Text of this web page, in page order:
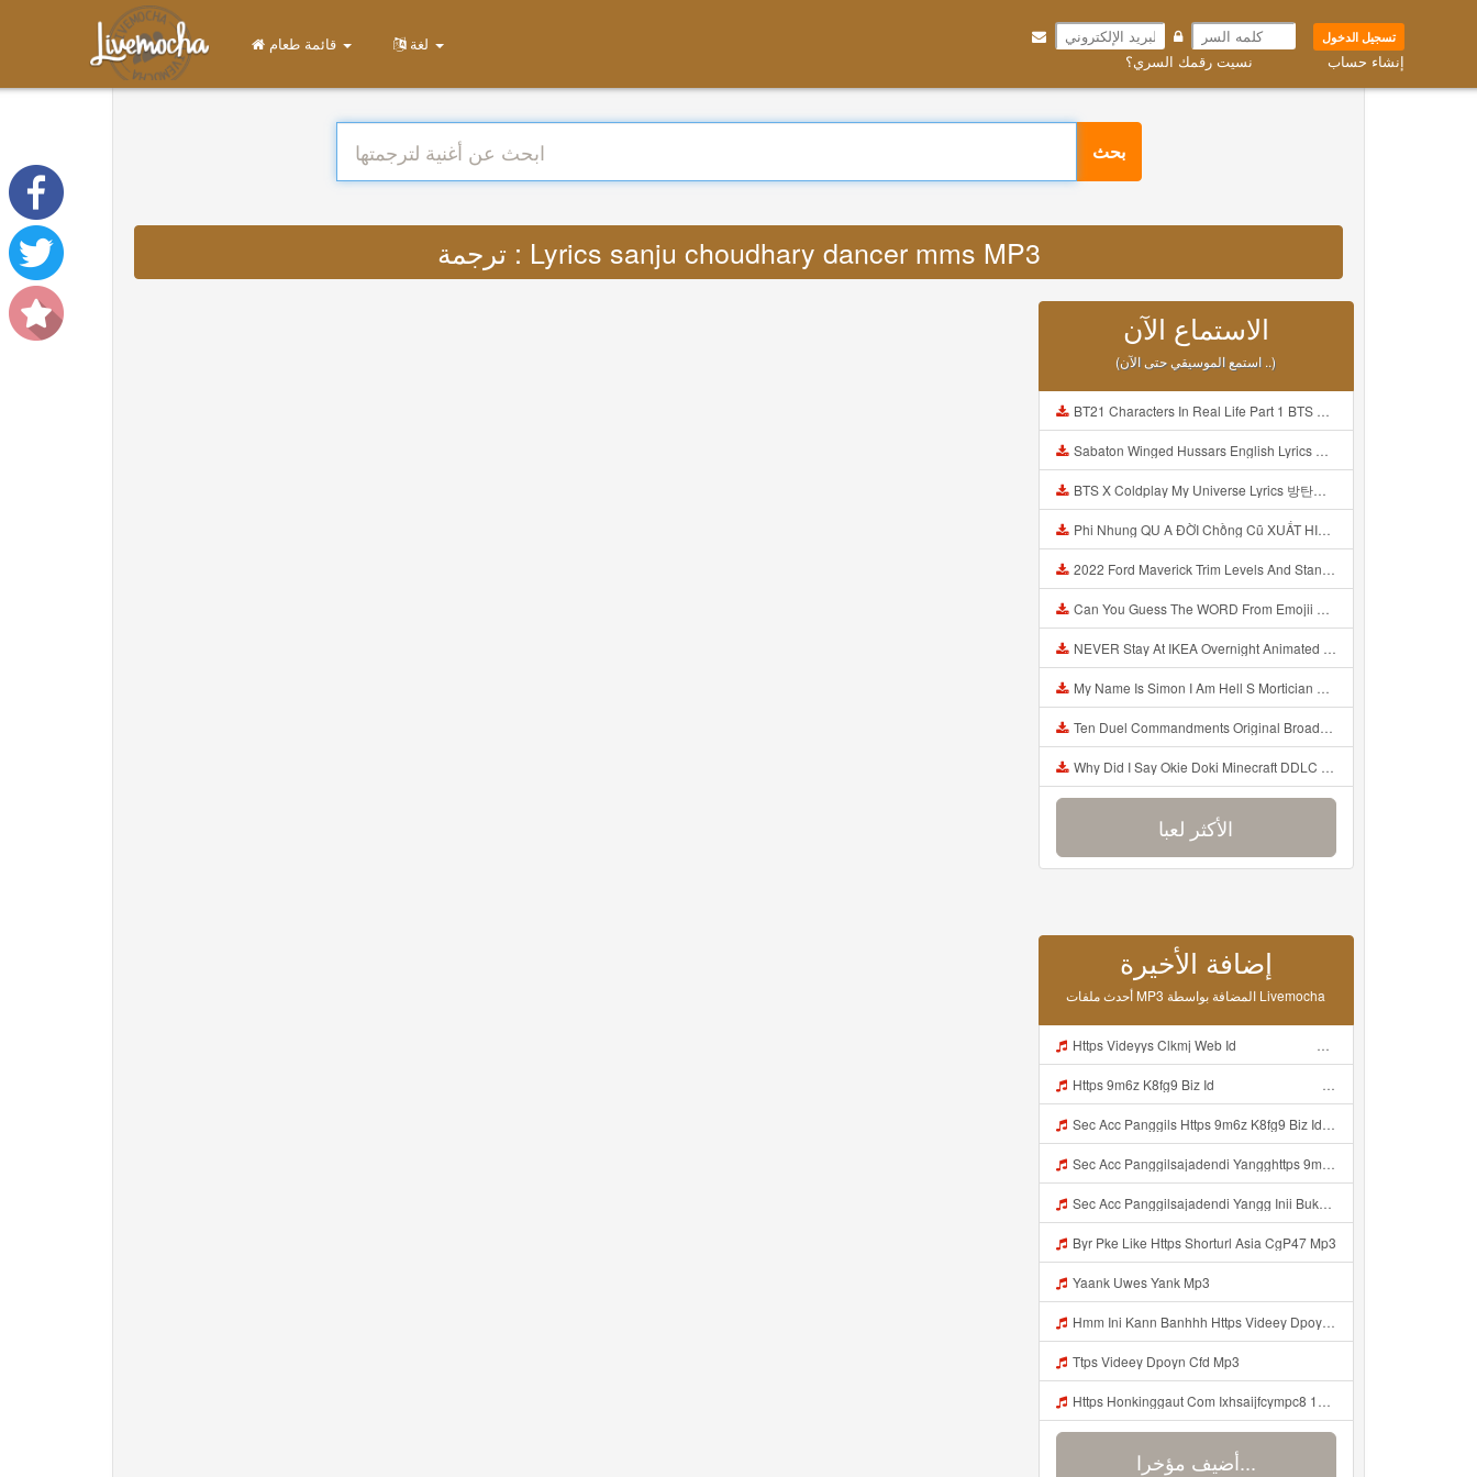
تسجيل الدخول
إنشاء حساب نسيت رقمك السري؟
بحث
ترجمة : Lyrics sanju choudhary dancer mms MP3
الاستماع الآن
(استمع الموسيقي حتى الآن ..)
BT21 Characters In Real Life Part 1 BTS AND BT21 방탄소년단 BT21 BT21아가들은 아빠조아 따라쟁이들 BTS Vs BT21 Mp3
Sabaton Winged Hussars English Lyrics Mp3
BTS X Coldplay My Universe Lyrics 방탄소년단 콜드플레이 My Universe 가사 Color Coded Lyrics Han Rom Eng Mp3
Phi Nhung QU A ĐỜI Chồng Cũ XUẤT HIỆN Khóc Hối Hận Vì Làm Điều KHỦNG KHIẾP Với Cô Mp3
2022 Ford Maverick Trim Levels And Standard Features Explained Mp3
Can You Guess The WORD From Emojii COMPOUND WORD EMOJII CHALLENGE 90 PEOPLE FAIL Guess Mp3
NEVER Stay At IKEA Overnight Animated SCP 3008 Horror Story Mp3
My Name Is Simon I Am Hell S Mortician And I Am Going To Kill God Creepypasta Mp3
Ten Duel Commandments Original Broadway Cast Of Hamilton Lyrics Mp3
Why Did I Say Okie Doki Minecraft DDLC Animated Music Video Song By The Stupendium Mp3
الأكثر لعبا
إضافة الأخيرة
أحدث ملفات MP3 المضافة بواسطة Livemocha
Https Videyys Clkmj Web Id ᅠ ᅠ ᅠ ᅠ ᅠ ᅠ ᅠ ᅠ ᅠ ᅠ ᅠ ᅠ ᅠ ᅠ ᅠ ᅠ ᅠ ᅠ ᅠ ᅠ ᅠ ᅠ ᅠ ᅠ ᅠ ᅠ ᅠ ᅠ ᅠ ᅠ ᅠ ᅠ ᅠ ᅠ ᅠ ᅠ ᅠ ᅠ ᅠ ᅠ ᅠ ᅠ ᅠ Mp3
Https 9m6z K8fg9 Biz Id ᅠ ᅠ ᅠ ᅠ ᅠ ᅠ ᅠ ᅠ ᅠ ᅠ ᅠ ᅠ ᅠ ᅠ ᅠ ᅠ ᅠ ᅠ ᅠ ᅠ OKK ᅠ ᅠ ᅠ ᅠ ᅠ ᅠ ᅠ ᅠ ᅠ ᅠ ᅠ ᅠ ᅠ ᅠ ᅠ ᅠ ᅠ ᅠ ᅠ ᅠ ᅠ ᅠ ᅠ ᅠ ᅠ ᅠ ᅠ ᅠ ᅠ ᅠ ᅠ ᅠ ᅠ ᅠ ᅠ ᅠ ᅠ ᅠ ᅠ ᅠ Mp3
Sec Acc Panggils Https 9m6z K8fg9 Biz Id ᅠ ᅠ ᅠ ᅠ ᅠ ᅠ ᅠ ᅠ ᅠ ᅠ ᅠ ᅠ ᅠ ᅠ ᅠ ᅠ ᅠ ᅠ ᅠ ᅠ OKK ᅠ ᅠ ᅠ ᅠ ᅠ ᅠ ᅠ ᅠ ᅠ ᅠ ᅠ ᅠ ᅠ ᅠ ᅠ ᅠ ᅠ ᅠ ᅠ ᅠ ᅠ ᅠ ᅠ ᅠ ᅠ ᅠ ᅠ ᅠ ᅠ ᅠ ᅠ ᅠ ᅠ ᅠ ᅠ ᅠ ᅠ ᅠ Mp3
Sec Acc Panggilsajadendi Yangghttps 9m6z K8fg9 Biz Id ᅠ ᅠ ᅠ ᅠ ᅠ ᅠ ᅠ ᅠ ᅠ ᅠ ᅠ ᅠ ᅠ ᅠ ᅠ ᅠ ᅠ ᅠ ᅠ ᅠ OKK ᅠ ᅠ ᅠ ᅠ ᅠ ᅠ ᅠ ᅠ ᅠ ᅠ ᅠ ᅠ ᅠ ᅠ ᅠ ᅠ ᅠ ᅠ ᅠ ᅠ ᅠ ᅠ ᅠ ᅠ ᅠ ᅠ ᅠ ᅠ ᅠ ᅠ ᅠ ᅠ ᅠ ᅠ ᅠ ᅠ ᅠ ᅠ Mp3
Sec Acc Panggilsajadendi Yangg Inii Bukan Si Https 9m6z K8fg9 Biz Id ᅠ ᅠ ᅠ ᅠ ᅠ ᅠ ᅠ ᅠ ᅠ ᅠ ᅠ ᅠ ᅠ ᅠ ᅠ ᅠ ᅠ ᅠ ᅠ ᅠ OKK ᅠ ᅠ ᅠ ᅠ ᅠ ᅠ ᅠ ᅠ ᅠ ᅠ ᅠ ᅠ ᅠ ᅠ ᅠ ᅠ ᅠ ᅠ ᅠ ᅠ ᅠ ᅠ ᅠ ᅠ ᅠ ᅠ ᅠ ᅠ ᅠ ᅠ ᅠ ᅠ ᅠ ᅠ ᅠ ᅠ ᅠ ᅠ ᅠ ᅠ Mp3
Byr Pke Like Https Shorturl Asia CgP47 Mp3
Yaank Uwes Yank Mp3
Hmm Ini Kann Banhhh Https Videey Dpoyn Cfd ᅠ ᅠ ᅠ ᅠ ᅠ ᅠ ᅠ P ᅠ ᅠ ᅠ Pᅠ P ᅠp ᅠ ᅠ ᅠ Uᅠ ᅠ ᅠ Vp ᅠ ᅠ ᅠ ᅠ ᅠ ᅠ ᅠ ᅠ ᅠ ᅠ ᅠ ᅠ ᅠ ᅠ ᅠ ᅠ ᅠ ᅠ ᅠ ᅠ ᅠ ᅠ ᅠ ᅠ ᅠ ᅠ ᅠ ᅠ ᅠ ᅠ ᅠ ᅠ ᅠ ᅠ ᅠ ᅠ ᅠ Hmm Ini Kann Banhhh Https Videey Dpoyn Cfd Mp3
Ttps Videey Dpoyn Cfd Mp3
Https Honkinggaut Com Ixhsaijfcympc8 129844p3 MP3 Mp3
أضيف مؤخرا...